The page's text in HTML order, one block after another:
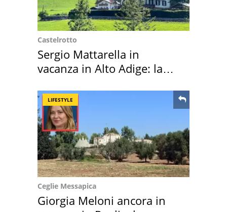
Castelrotto
Sergio Mattarella in
vacanza in Alto Adige: la
LIFESTYLE
Ceglie Messapica
Giorgia Meloni ancora in